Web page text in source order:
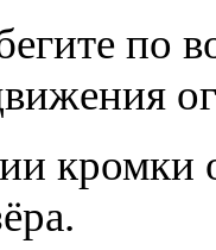
по
кромки